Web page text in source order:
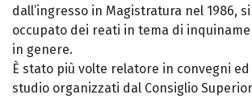
dall’ingresso in Magistratura nel 1986,
occupato dei reati in tema di
in genere.
È stato più volte relatore in convegni
studio organizzati dal Consiglio